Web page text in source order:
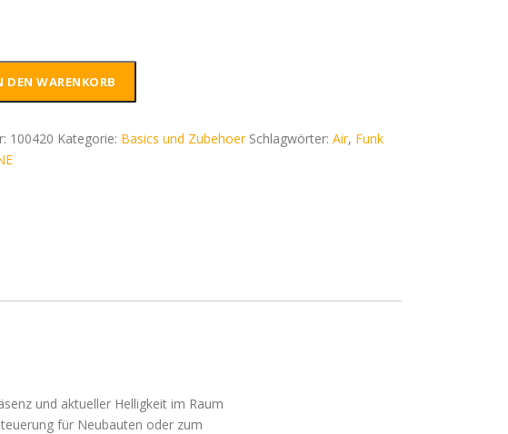
DEN WARENKORB
100420 Kategorie: Basics und Zubehoer Schlagwörter:Air, Funk
und aktueller Helligkeit im Raum
für Neubauten oder zum